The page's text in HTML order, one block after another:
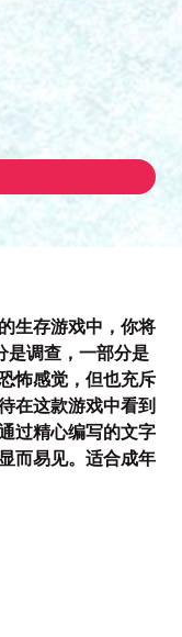
生存游戏中，你将
调查，一部分是
怖感觉，但也充斥
在这款游戏中看到
过精心编写的文字
而易见。适合成年